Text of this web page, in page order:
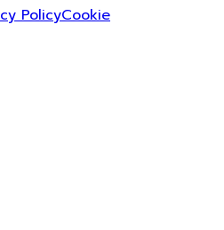
PolicyCookie